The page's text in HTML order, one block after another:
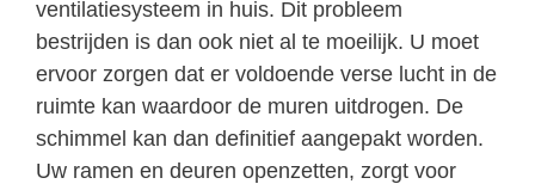
ventilatiesysteem in huis. Dit probleem
bestrijden is dan ook niet al te moeilijk. U moet
ervoor zorgen dat er voldoende verse lucht in de
ruimte kan waardoor de muren uitdrogen. De
schimmel kan dan definitief aangepakt worden.
Uw ramen en deuren openzetten, zorgt voor